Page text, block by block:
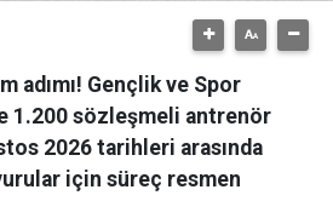
adımı! Gençlik ve Spor
1.200 sözleşmeli antrenör
2026 tarihleri arasında
için süreç resmen